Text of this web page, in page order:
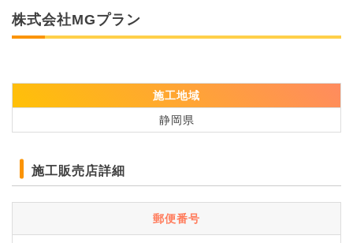
株式会社MGプラン
施工地域
静岡県
施工販売店詳細
郵便番号